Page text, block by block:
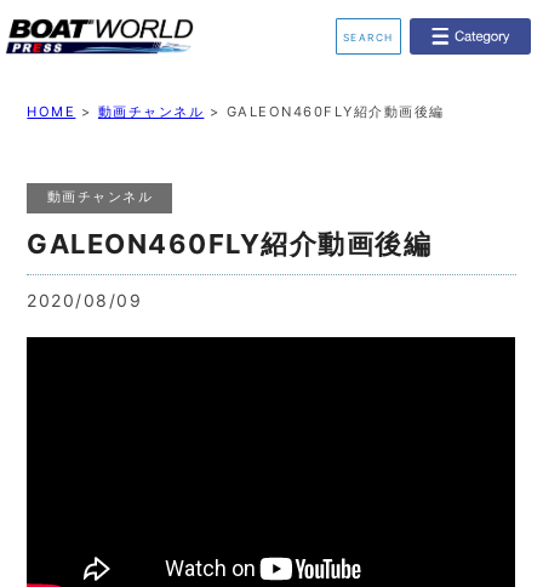
SEARCH
業界ニュース イベント情報
釣果情報
HOME > 動画チャンネル > GALEON460FLY紹介動画後編
動画チャンネル
GALEON460FLY紹介動画後編
2020/08/09